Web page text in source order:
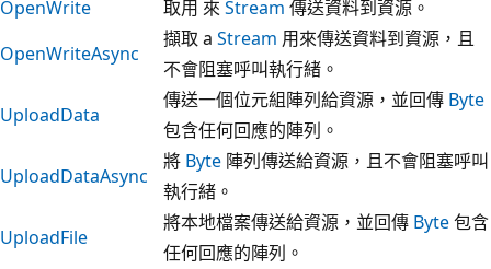
OpenWrite
取用 來 Stream 傳送資料到資源。
OpenWriteAsync
擷取 a Stream 用來傳送資料到資源，且
不會阻塞呼叫執行緒。
UploadData
傳送一個位元組陣列給資源，並回傳 Byte
包含任何回應的陣列。
UploadDataAsync
將 Byte 陣列傳送給資源，且不會阻塞呼叫
執行緒。
UploadFile
將本地檔案傳送給資源，並回傳 Byte包含
任何回應的陣列。